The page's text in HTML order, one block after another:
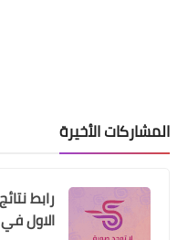
المشاركات الأخيرة
الاول